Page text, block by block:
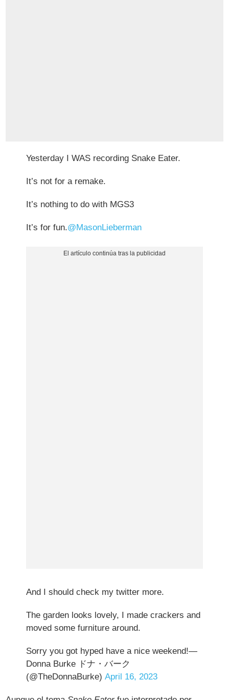
Yesterday I WAS recording Snake Eater.
It’s not for a remake.
It’s nothing to do with MGS3
It’s for fun.@MasonLieberman
And I should check my twitter more.
The garden looks lovely, I made crackers and
moved some furniture around.
Sorry you got hyped have a nice weekend!—
Donna Burke ドナ・バーク
(@TheDonnaBurke)April 16, 2023